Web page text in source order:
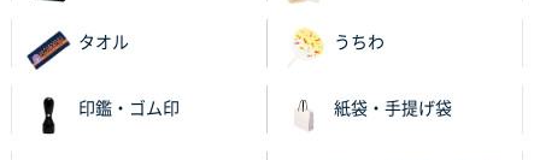
2025年11月25日 16:41
前回同様、安心できるから
タオル うちわ
印鑑・ゴム印 紙袋・手提げ袋